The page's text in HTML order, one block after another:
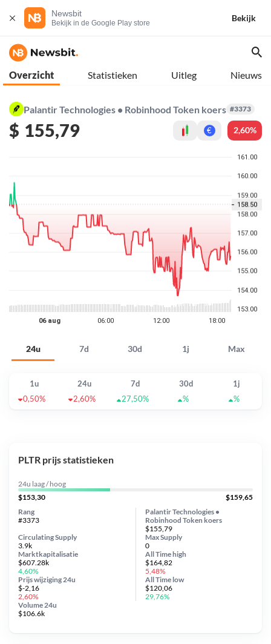
Newsbit
Bekijk in de Google Play store
Bekijk
Overzicht Statistieken Uitleg Nieuws
Palantir Technologies • Robinhood Token koers #3373
$ 155,79 € 2,60%
24u 7d 30d 1j Max
1u 24u 7d 30d
1j
0,50%
2,60% 27,50% % %
PLTR prijs statistieken
24u laag / hoog
$153,30
$159,65
Palantir Technologies •
Robinhood Token koers
$155,79
Circulating Supply
3.9k
Prijs wijziging 24u
$-2,16
2,60%
Max Supply
0
Marktkapitalisatie
$607.28k
4,60%
Volume 24u
$106.6k
Rang
#3373
All Timehigh
$164,82
5,48%
All Time low
$120,06
29,76%